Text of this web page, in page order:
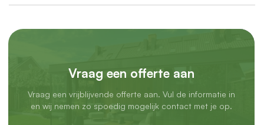
Vraag een offerte aan
Vraag een vrijblijvende offerte aan. Vul de informatie in
en wij nemen zo spoedig mogelijk contact met je op.